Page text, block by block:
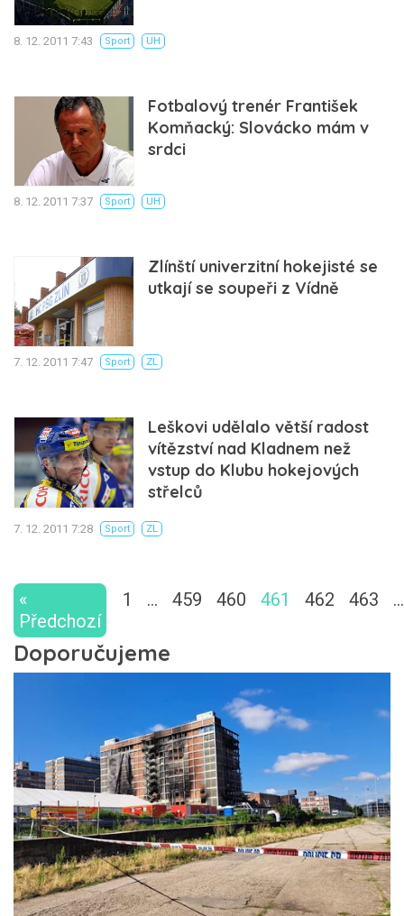
8. 12. 2011 7:43 Sport UH
Fotbalový trenér František
Komňacký: Slovácko mám v
srdci
8. 12. 2011 7:37 Sport UH
Zlínští univerzitní hokejisté se
utkají se soupeři z Vídně
7. 12. 2011 7:47 Sport ZL
Leškovi udělalo větší radost
vítězství nad Kladnem než
vstup do Klubu hokejových
střelců
7. 12. 2011 7:28 Sport ZL
«
Předchozí
1 … 459 460 461 462 463 …